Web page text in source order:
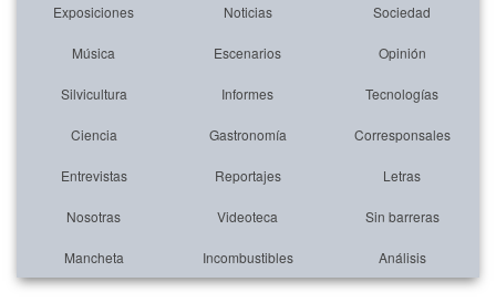
Exposiciones Noticias Sociedad
Música Escenarios Opinión
Silvicultura Informes Tecnologías
Ciencia Gastronomía Corresponsales
Entrevistas Reportajes Letras
Nosotras Videoteca Sin barreras
Mancheta Incombustibles Análisis